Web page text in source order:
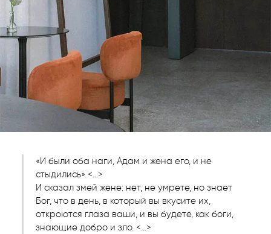
«И были оба наги, Адам и жена его, и не
стыдились» <...>
И сказал змей жене: нет, не умрете, но знает
Бог, что в день, в который вы вкусите их,
откроются глаза ваши, и вы будете, как боги,
знающие добро и зло. <...>